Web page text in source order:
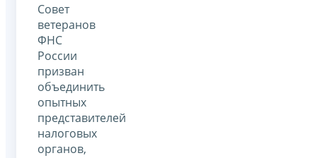
Совет
ветеранов
ФНС
России
призван
объединить
опытных
представителей
налоговых
органов,